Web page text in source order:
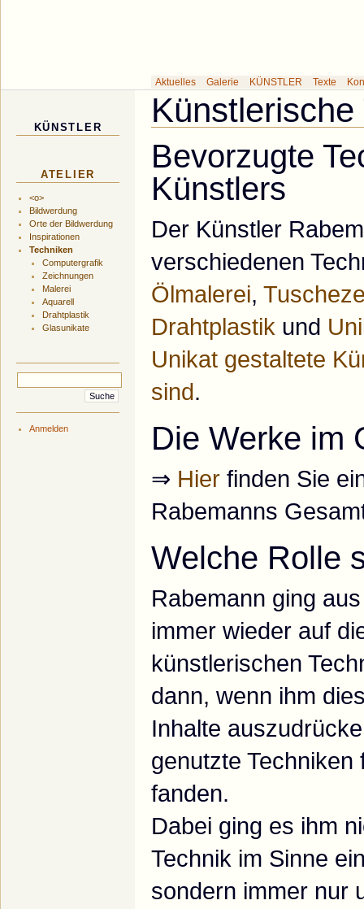
Aktuelles Galerie KÜNSTLER Texte
KÜNSTLER
ATELIER
<o>
Bildwerdung
Orte der Bildwerdung
Inspirationen
Techniken
Computergrafik
Zeichnungen
Malerei
Aquarell
Drahtplastik
Glasunikate
Anmelden
Künstlerische
Bevorzugte
Künstlers
Der Künstler
verschiedenen
Ölmalerei,
Drahtplastik und
Unikat gestaltete
sind.
Die Werke im
⇒ Hier finden Sie
Rabemanns
Welche Rolle
Rabemann ging
immer wieder auf
künstlerischen
dann, wenn ihm
Inhalte
genutzte
fanden.
Dabei ging es ihm
Technik im Sinne
sondern immer nur